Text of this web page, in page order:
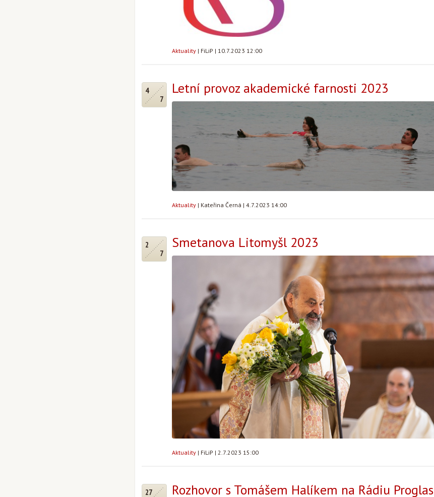
Aktuality | FiLiP | 10.7.2023 12:00
4
7
Letní provoz akademické farnosti 2023
Aktuality | Kateřina Černá | 4.7.2023 14:00
2
7
Smetanova Litomyšl 2023
Aktuality | FiLiP | 2.7.2023 15:00
27
Rozhovor s Tomášem Halíkem na Rádiu Proglas